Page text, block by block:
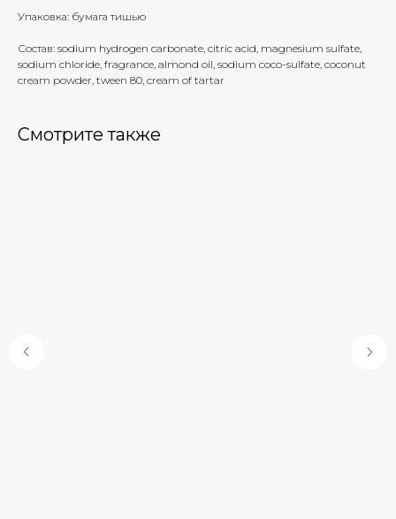
Упаковка: бумага тишью
Состав: sodium hydrogen carbonate, citric acid, magnesium sulfate,
sodium chloride, fragrance, almond oil, sodium coco-sulfate, coconut
cream powder, tween 80, cream of tartar
Смотрите также